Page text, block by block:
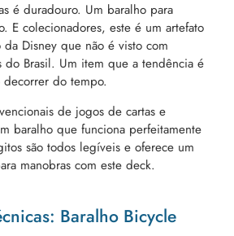
é duradouro. Um baralho para
E colecionadores, este é um artefato
Disney que não é visto com
do Brasil. Um item que a tendência é
decorrer do tempo.
de jogos de cartas e
baralho que funciona perfeitamente
são todos legíveis e oferece um
manobras com este deck.
Baralho Bicycle